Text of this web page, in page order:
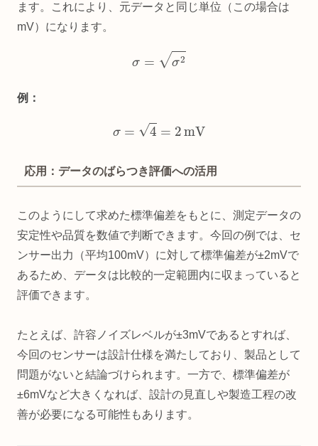
ます。これにより、元データと同じ単位（この場合は
mV）になります。
2
例：
4=
応用：データのばらつき評価への活用
このようにして求めた標準偏差をもとに、測定データの
安定性や品質を数値で判断できます。今回の例では、セ
ンサー出力（平均100mV）に対して標準偏差が±2mVで
あるため、データは比較的一定範囲内に収まっていると
評価できます。
たとえば、許容ノイズレベルが±3mVであるとすれば、
今回のセンサーは設計仕様を満たしており、製品として
問題がないと結論づけられます。一方で、標準偏差が
±6mVなど大きくなれば、設計の見直しや製造工程の改
善が必要になる可能性もあります。